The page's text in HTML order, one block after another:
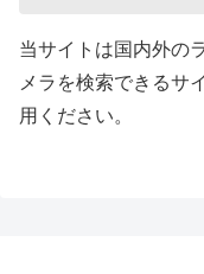
当サイトは国内外の
メラを検索できるサ
用ください。